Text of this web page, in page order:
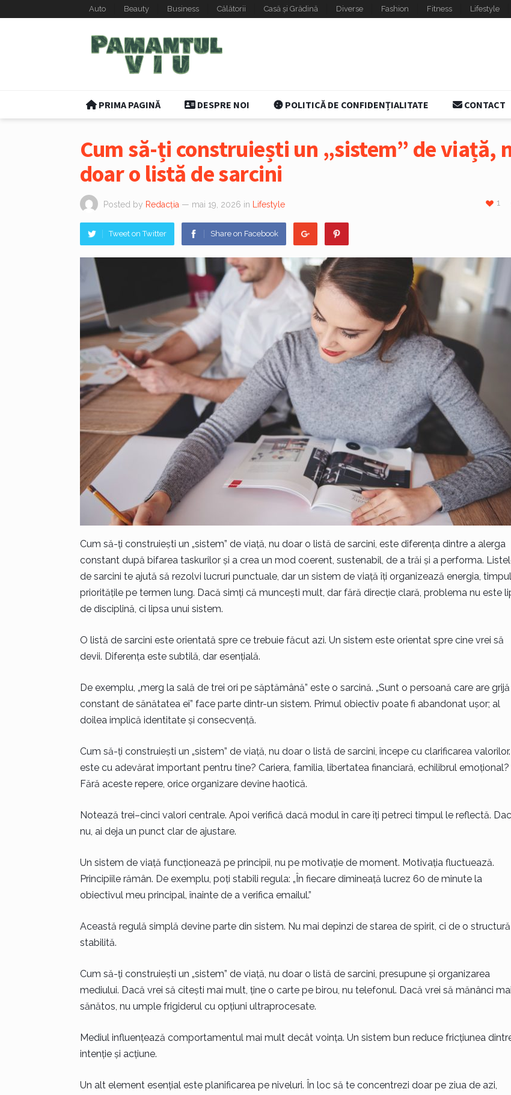
Auto Beauty Business Călătorii Casă și Grădină Diverse Fashion Fitness Lifestyle
PRIMA PAGINĂ DESPRE NOI POLITICĂ DE CONFIDENȚIALITATE CONTACT
Cum să-ți construiești un „sistem” de viață,
doar o listă de sarcini
Posted by Redacția — mai 19, 2026 in Lifestyle 1
Tweet on Twitter Share on Facebook
Cum să-ți construiești un „sistem” de viață, nu doar o listă de sarcini, este diferența dintre a alerga
constant după bifarea taskurilor și a crea un mod coerent, sustenabil, de a trăi și a performa.
de sarcini te ajută să rezolvi lucruri punctuale, dar un sistem de viață îți organizează energia,
prioritățile pe termen lung. Dacă simți că muncești mult, dar fără direcție clară, problema nu este
de disciplină, ci lipsa unui sistem.
O listă de sarcini este orientată spre ce trebuie făcut azi. Un sistem este orientat spre cine vrei să
devii. Diferența este subtilă, dar esențială.
De exemplu, „merg la sală de trei ori pe săptămână” este o sarcină. „Sunt o persoană care are grijă
constant de sănătatea ei” face parte dintr-un sistem. Primul obiectiv poate fi abandonat ușor; al
doilea implică identitate și consecvență.
Cum să-ți construiești un „sistem” de viață, nu doar o listă de sarcini, începe cu clarificarea
este cu adevărat important pentru tine? Cariera, familia, libertatea financiară, echilibrul emoțional?
Fără aceste repere, orice organizare devine haotică.
Notează trei–cinci valori centrale. Apoi verifică dacă modul în care îți petreci timpul le reflectă.
nu, ai deja un punct clar de ajustare.
Un sistem de viață funcționează pe principii, nu pe motivație de moment. Motivația fluctuează.
Principiile rămân. De exemplu, poți stabili regula: „În fiecare dimineață lucrez 60 de minute la
obiectivul meu principal, înainte de a verifica emailul.”
Această regulă simplă devine parte din sistem. Nu mai depinzi de starea de spirit, ci de o structură
stabilită.
Cum să-ți construiești un „sistem” de viață, nu doar o listă de sarcini, presupune și organizarea
mediului. Dacă vrei să citești mai mult, ține o carte pe birou, nu telefonul. Dacă vrei să mănânci mai
sănătos, nu umple frigiderul cu opțiuni ultraprocesate.
Mediul influențează comportamentul mai mult decât voința. Un sistem bun reduce fricțiunea
intenție și acțiune.
Un alt element esențial este planificarea pe niveluri. În loc să te concentrezi doar pe ziua de azi,